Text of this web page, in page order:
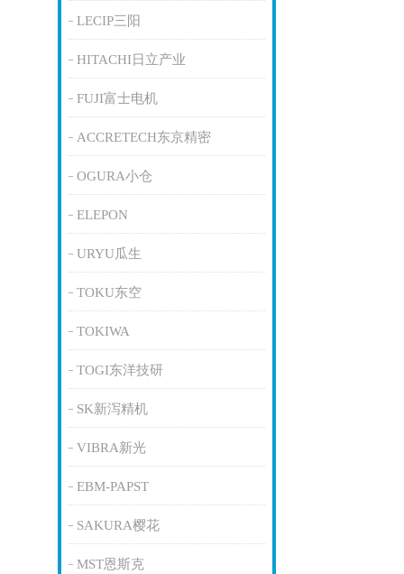
LECIP三阳
HITACHI日立产业
FUJI富士电机
ACCRETECH东京精密
OGURA小仓
ELEPON
URYU瓜生
TOKU东空
TOKIWA
TOGI东洋技研
SK新泻精机
VIBRA新光
EBM-PAPST
SAKURA樱花
MST恩斯克